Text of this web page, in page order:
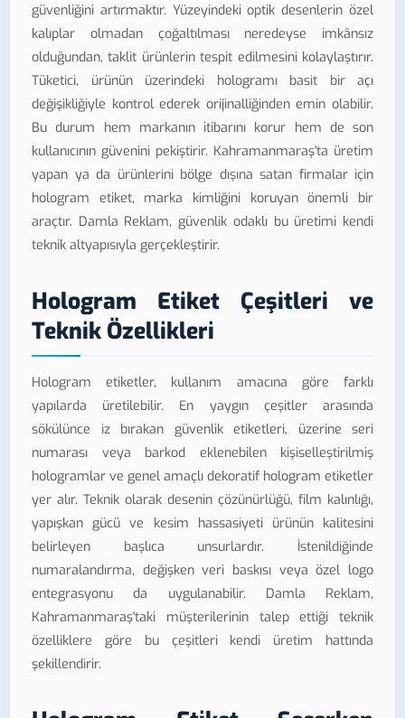
güvenliğini artırmaktır. Yüzeyindeki optik desenlerin özel
kalıplar olmadan çoğaltılması neredeyse imkânsız
olduğundan, taklit ürünlerin tespit edilmesini kolaylaştırır.
Tüketici, ürünün üzerindeki hologramı basit bir açı
değişikliğiyle kontrol ederek orijinalliğinden emin olabilir.
Bu durum hem markanın itibarını korur hem de son
kullanıcının güvenini pekiştirir. Kahramanmaraş'ta üretim
yapan ya da ürünlerini bölge dışına satan firmalar için
hologram etiket, marka kimliğini koruyan önemli bir
araçtır. Damla Reklam, güvenlik odaklı bu üretimi kendi
teknik altyapısıyla gerçekleştirir.
Hologram Etiket Çeşitleri ve
Teknik Özellikleri
Hologram etiketler, kullanım amacına göre farklı
yapılarda üretilebilir. En yaygın çeşitler arasında
sökülünce iz bırakan güvenlik etiketleri, üzerine seri
numarası veya barkod eklenebilen kişiselleştirilmiş
hologramlar ve genel amaçlı dekoratif hologram etiketler
yer alır. Teknik olarak desenin çözünürlüğü, film kalınlığı,
yapışkan gücü ve kesim hassasiyeti ürünün kalitesini
belirleyen başlıca unsurlardır. İstenildiğinde
numaralandırma, değişken veri baskısı veya özel logo
entegrasyonu da uygulanabilir. Damla Reklam,
Kahramanmaraş'taki müşterilerinin talep ettiği teknik
özelliklere göre bu çeşitleri kendi üretim hattında
şekillendirir.